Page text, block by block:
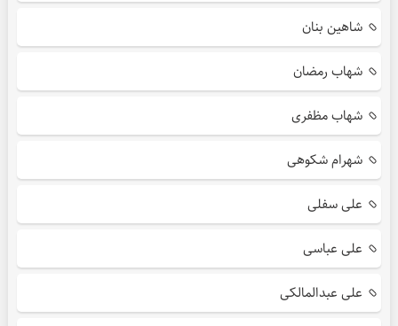
شاهین بنان
شهاب رمضان
شهاب مظفری
شهرام شکوهی
علی سفلی
علی عباسی
علی عبدالمالکی